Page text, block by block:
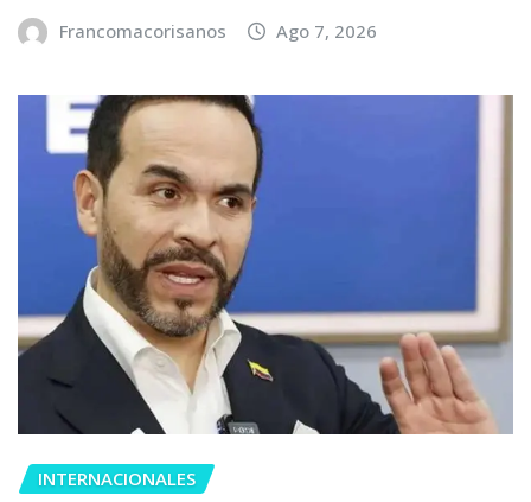
Francomacorisanos Ago 7, 2026
INTERNACIONALES